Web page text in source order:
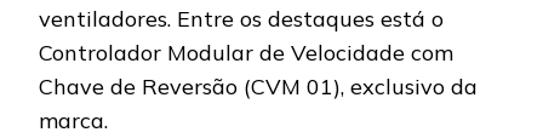
ventiladores. Entre os destaques está o
Controlador Modular de Velocidade com
Chave de Reversão (CVM 01), exclusivo da
marca.